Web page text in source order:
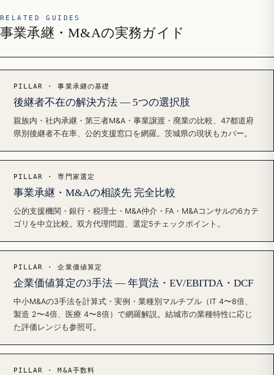
RELATED GUIDES
事業承継・M&Aの実務ガイド
PILLAR · 事業承継の基礎
後継者不在の解決方法 — 5つの選択肢
親族内・社内承継・第三者M&A・事業譲渡・廃業の比較、47都道府
県別後継者不在率、公的支援窓口を網羅。茨城県の現状もカバー。
PILLAR · 専門家選定
事業承継・M&Aの相談先 完全比較
公的支援機関・銀行・税理士・M&A仲介・FA・M&Aコンサルの6カテ
ゴリを中立比較。双方代理問題、選定5チェックポイント。
PILLAR · 企業価値算定
企業価値算定の3手法 — 年買法・EV/EBITDA・DCF
中小M&Aの3手法を計算式・実例・業種別マルチプル（IT 4〜8倍、
製造 2〜4倍、医療 4〜8倍）で網羅解説。結城市の業種特性に応じ
た評価レンジも参照可。
PILLAR · M&A手数料